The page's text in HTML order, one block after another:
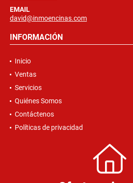
EMAIL
david@inmoencinas.com
INFORMACIÓN
Inicio
Ventas
Servicios
Quiénes Somos
Contáctenos
Políticas de privacidad